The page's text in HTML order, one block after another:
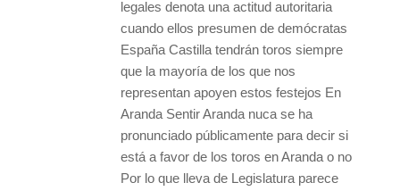
legales denota una actitud autoritaria
cuando ellos presumen de demócratas
España Castilla tendrán toros siempre
que la mayoría de los que nos
representan apoyen estos festejos En
Aranda Sentir Aranda nuca se ha
pronunciado públicamente para decir si
está a favor de los toros en Aranda o no
Por lo que lleva de Legislatura parece